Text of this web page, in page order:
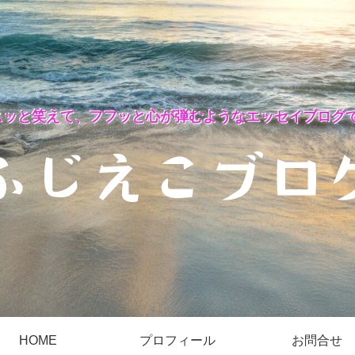
と笑えて、フフッと心が弾むようなエッセイブログ
HOME プロフィール お問合せ